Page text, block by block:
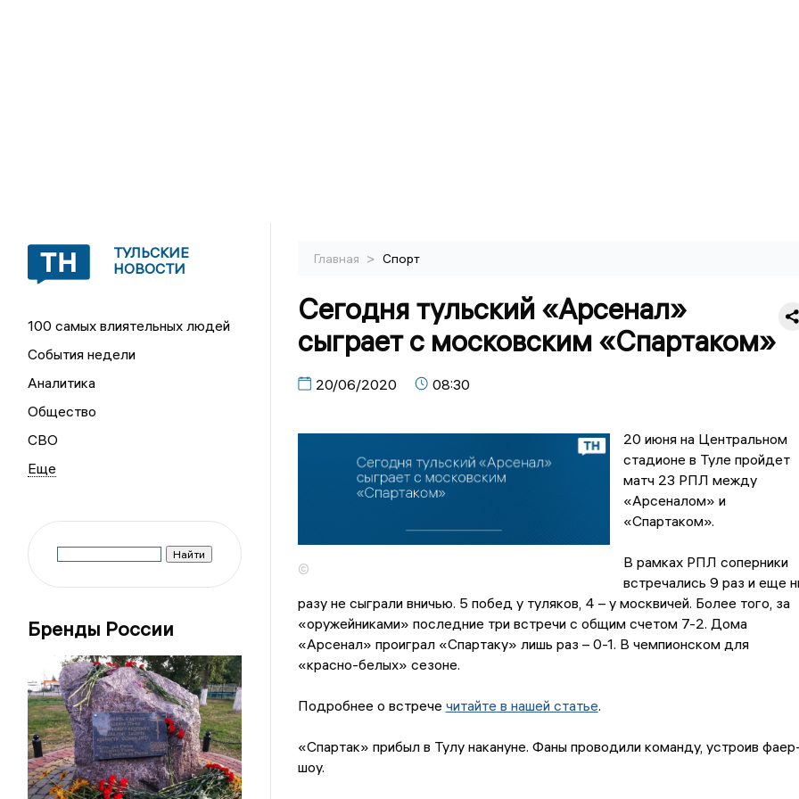
ТУЛЬСКИЕ
НОВОСТИ
100 самых влиятельных людей
События недели
Аналитика
Общество
СВО
Бренды России
Главная > Спорт
Сегодня тульский «Арсенал»
сыграет с московским «Спартаком»
20/06/2020 08:30
©
20 июня на Центральном
стадионе в Туле пройдет
матч 23 РПЛ между
«Арсеналом» и
«Спартаком».
В рамках РПЛ соперники
встречались 9 раз и еще
разу не сыграли вничью. 5 побед у туляков, 4 – у москвичей. Более того, за
«оружейниками» последние три встречи с общим счетом 7-2. Дома
«Арсенал» проиграл «Спартаку» лишь раз – 0-1. В чемпионском для
«красно-белых» сезоне.
Подробнее о встрече читайте в нашей статье.
«Спартак» прибыл в Тулу накануне. Фаны проводили команду, устроив
шоу.